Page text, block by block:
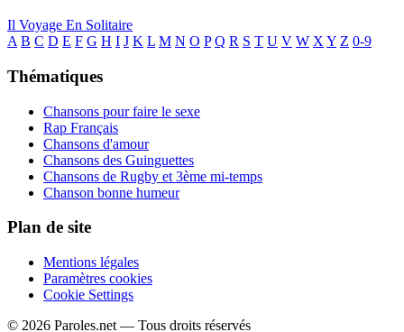
Il Voyage En Solitaire
A B C D E F G H I J K L M N O P Q R S T U V W X Y Z 0-9
Thématiques
Chansons pour faire le sexe
Rap Français
Chansons d'amour
Chansons des Guinguettes
Chansons de Rugby et 3ème mi-temps
Chanson bonne humeur
Plan de site
Mentions légales
Paramètres cookies
Cookie Settings
© 2026 Paroles.net — Tous droits réservés